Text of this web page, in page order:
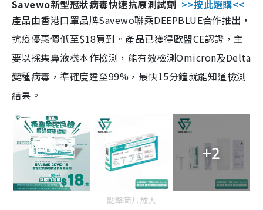
Savewo新型冠狀病毒快速抗原測試劑 >>按此選購<<
產品由香港口罩品牌Savewo聯乘DEEPBLUE合作推出，
抗疫優惠價低至$18買到。產品已獲得歐盟CE認證，主
要以採集鼻液樣本作檢測，能有效檢測Omicron及Delta
變種病毒，準確度達至99%，最快15分鐘就能知道檢測
結果。
+2
點擊圖片放大